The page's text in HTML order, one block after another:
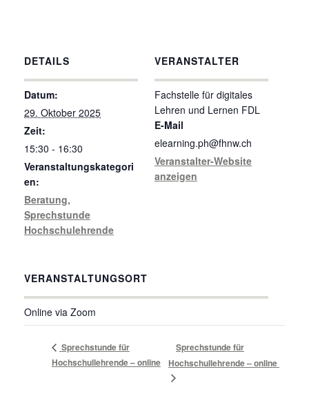
DETAILS
Datum:
29. Oktober 2025
Zeit:
15:30 - 16:30
Veranstaltungskategori
en:
Beratung,
Sprechstunde
Hochschulehrende
VERANSTALTUNGSORT
Online via Zoom
VERANSTALTER
Fachstelle für digitales
Lehren und Lernen FDL
E-Mail
elearning.ph@fhnw.ch
Veranstalter-Website
anzeigen
Sprechstunde für
Hochschullehrende – online
Sprechstunde für
Hochschullehrende – online